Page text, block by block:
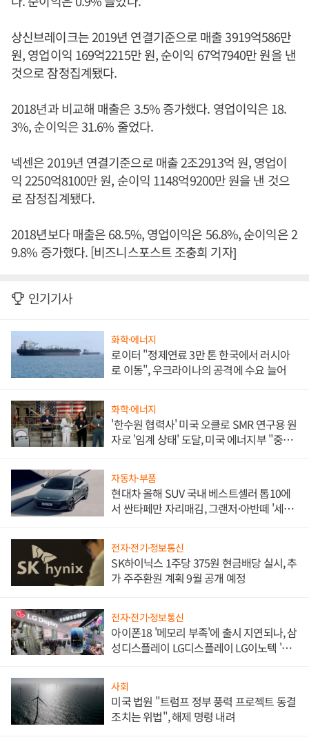
상신브레이크는 2019년 연결기준으로 매출 3919억586만
원, 영업이익 169억2215만 원, 순이익 67억7940만 원을 낸
것으로 잠정집계됐다.
2018년과 비교해 매출은 3.5% 증가했다. 영업이익은 18.
3%, 순이익은 31.6% 줄었다.
넥센은 2019년 연결기준으로 매출 2조2913억 원, 영업이
익 2250억8100만 원, 순이익 1148억9200만 원을 낸 것으
로 잠정집계됐다.
2018년보다 매출은 68.5%, 영업이익은 56.8%, 순이익은 2
9.8% 증가했다. [비즈니스포스트 조충희 기자]
인기기사
화학·에너지
로이터 "정제연료 3만 톤 한국에서 러시아
로 이동", 우크라이나의 공격에 수요 늘어
화학·에너지
'한수원 협력사' 미국 오클로 SMR 연구용 원
자로 '임계 상태' 도달, 미국 에너지부 "중요
자동차·부품
현대차 올해 SUV 국내 베스트셀러 톱10에
서 싼타페만 자리매김, 그랜저·아반떼 '세단
전자·전기·정보통신
SK하이닉스 1주당 375원 현금배당 실시, 추
가 주주환원 계획 9월 공개 예정
전자·전기·정보통신
아이폰18 '메모리 부족'에 출시 지연되나, 삼
성디스플레이 LG디스플레이 LG이노텍 '탈
사회
미국 법원 "트럼프 정부 풍력 프로젝트 동결
조치는 위법", 해제 명령 내려